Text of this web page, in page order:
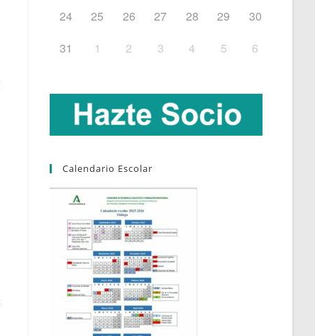
24
25 26 27 28 29
30
31
1 2 3 4 5 6
Calendario Escolar